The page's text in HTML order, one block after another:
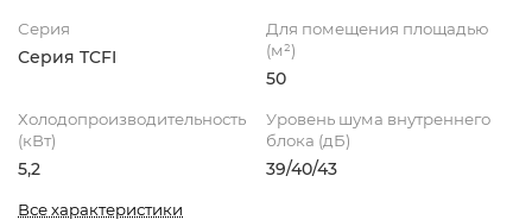
Серия
Серия TCFI
Для помещения площадью
(м²)
50
Холодопроизводительность
(кВт)
5,2
Уровень шума внутреннего
блока (дБ)
39/40/43
Все характеристики